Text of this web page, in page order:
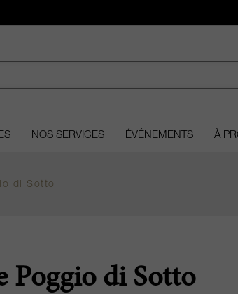
NOS SERVICES ÉVÉNEMENTS À
di Sotto
Poggio di Sotto